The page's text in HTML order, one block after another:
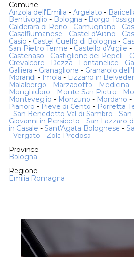
Comune
Anzola dell'Emilia - Argelato -
Bentivoglio - Bologna - Borgo
Calderara di Reno - Camugnano -
Casalfiumanese - Castel d'Aiano -
Casio - Castel Guelfo di Bologna -
San Pietro Terme - Castello d'Argile -
Castenaso - Castiglione dei Pepoli -
Crevalcore - Dozza - Fontanelice -
Galliera - Granaglione - Granarolo
Morandi - Imola - Lizzano in
Malalbergo - Marzabotto - Medicina -
Monghidoro - Monte San Pietro -
Monteveglio - Monzuno - Mordano -
Pianoro - Pieve di Cento - Porretta
- San Benedetto Val di Sambro - San
Giovanni in Persiceto - San Lazzaro
in Casale - Sant'Agata Bolognese -
- Vergato - Zola Predosa
Province
Bologna
Regione
Emilia Romagna